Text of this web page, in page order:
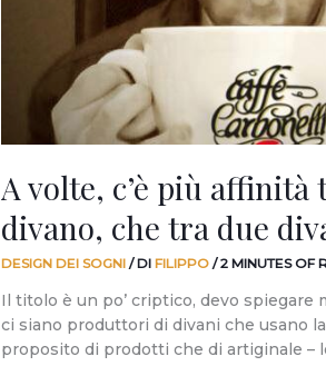
A volte, c’è più affinità
divano, che tra due
DESIGN DEI SOGNI / DI FILIPPO /2 MINUTES OF
Il titolo è un po’ criptico, devo spiegare
ci siano produttori di divani che usano la
proposito di prodotti che di artiginale –
divano,
divani.